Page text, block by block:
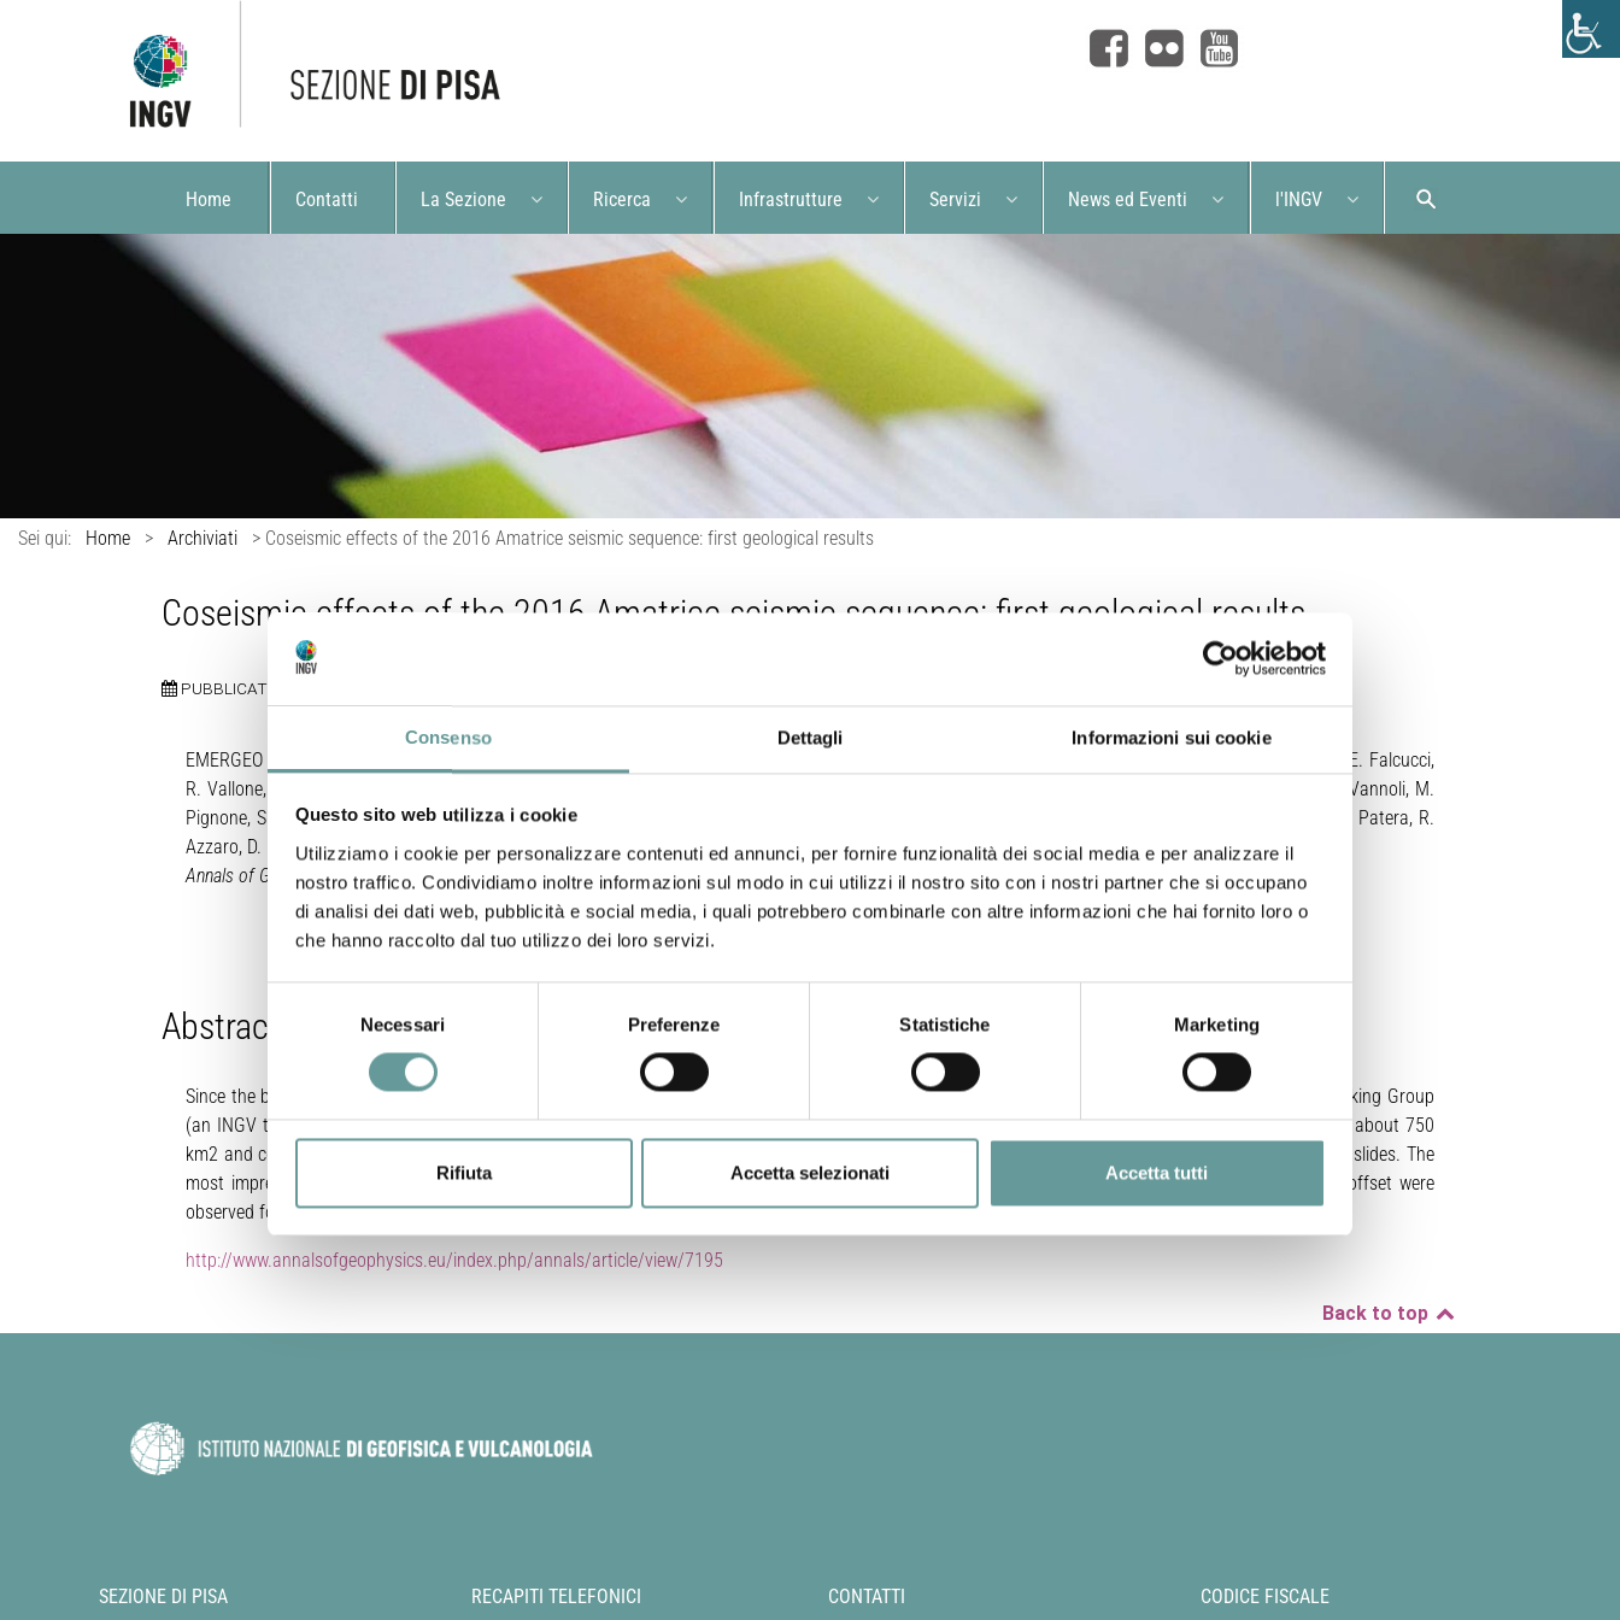
Consenso Dettagli Informazioni sui cookie
Questo sito web utilizza i cookie
Utilizziamo i cookie per personalizzare contenuti ed annunci, per fornire funzionalità dei social media e per analizzare il
nostro traffico. Condividiamo inoltre informazioni sul modo in cui utilizzi il nostro sito con i nostri partner che si occupano
di analisi dei dati web, pubblicità e social media, i quali potrebbero combinarle con altre informazioni che hai fornito loro o
che hanno raccolto dal tuo utilizzo dei loro servizi.
del
Necessari Preferenze Statistiche Marketing
Rifiuta Accetta selezionati Accetta tutti
Home Contatti La Sezione Ricerca Infrastrutture Servizi News ed Eventi l'INGV
Sei qui: Home > Archiviati > Coseismic effects of the 2016 Amatrice seismic sequence: first geological results
Coseismic effects of the 2016 Amatrice seismic sequence: first geological results
PUBBLICATO:
EMERGEO W.G.: Pucci S., P.M. De Martini, R. Civico, R. Nappi, T. Ricci, F. Villani, C.A. Brunori, M. Caciagli, V. Sapia, R. Cinti, M. Moro, D. Di Naccio, S. Gori, E. Falcucci,
R. Vallone, F. Mazzarini, S. Tarquini, P. Del Carlo, V. Kastelic, M. Carafa *, R. De Ritis, G. Gaudiosi, R. Nave, G. Alessio, P. Burrato, A. Smedile, L. Alfonsi, P. Vannoli, M.
Pignone, S. Pinzi, U. Fracassi, L. Pizzimenti, M.T. Mariucci, N. Pagliuca, A. Sciarra, R. Carluccio, I. Nicolosi, M. Chiappini, F. D’ajello Caracciolo, G. Pezzo, A. Patera, R.
Azzaro, D. Pantosti, P. Montone, M. Saroli, L. Lo Sardo, M. Lancia.
Annals of Geophysics, 59, Fast Track 5, doi: 10.4401/ag-7195
Abstract
Since the beginning of the ongoing Amatrice seismic sequence on August 24, 2016, initiated by a Mw 6.0 normal faulting earthquake, the EMERGEO Working Group
(an INGV team devoted to earthquake aftermath geological survey) investigated coseismic effects on the natural environment. Up to now, we surveyed about 750
km2 and collected more than 3200 geological observations including differently oriented tectonic fractures together with intermediate- to small- sized landslides. The
most impressive coseismic evidence was found along the known active Mt. Vettore fault system, where surface ruptures with clear vertical/horizontal offset were
observed for more than 5 km, while unclear and discontinuous coseismic features were recorded along the Laga Mts. Fault systems.
http://www.annalsofgeophysics.eu/index.php/annals/article/view/7195
Back to top
SEZIONE DI PISA RECAPITI TELEFONICI CONTATTI CODICE FISCALE